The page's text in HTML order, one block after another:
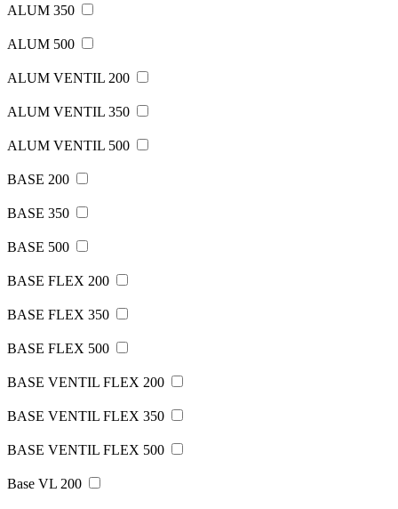
ALUM 350
ALUM 500
ALUM VENTIL 200
ALUM VENTIL 350
ALUM VENTIL 500
BASE 200
BASE 350
BASE 500
BASE FLEX 200
BASE FLEX 350
BASE FLEX 500
BASE VENTIL FLEX 200
BASE VENTIL FLEX 350
BASE VENTIL FLEX 500
Base VL 200